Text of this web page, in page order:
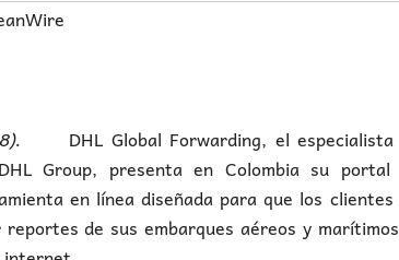
DHL Global Forwarding, el
Group, presenta en Colombia su
en línea diseñada para que los
de sus embarques aéreos y